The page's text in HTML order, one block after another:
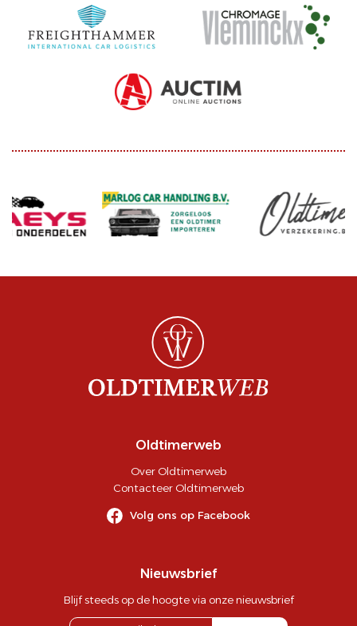
Oldtimerweb
Over Oldtimerweb
Contacteer Oldtimerweb
Volg ons op Facebook
Nieuwsbrief
Blijf steeds op de hoogte via onze nieuwsbrief